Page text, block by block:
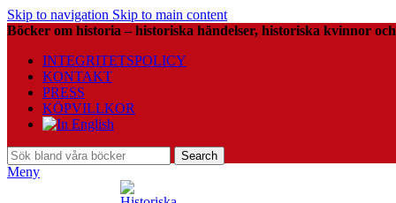
Skip to navigation Skip to main content
Böcker om historia – historiska händelser, historiska kvinnor
INTEGRITETSPOLICY
KONTAKT
PRESS
KÖPVILLKOR
Search
Meny